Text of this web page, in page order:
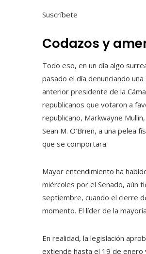
Suscríbete
Codazos y
Todo eso, en un día algo
pasado el día denunciando
anterior presidente de la
republicanos que votaron a
republicano, Markwayne
Sean M. O’Brien, a una pelea
que se comportara.
Mayor entendimiento ha
miércoles por el Senado, aún
septiembre, cuando el cierre
momento. El líder de la
En realidad, la legislación
extiende hasta el 19 de